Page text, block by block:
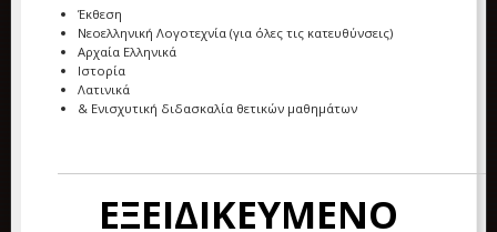
Έκθεση
Νεοελληνική Λογοτεχνία (για όλες τις κατευθύνσεις)
Αρχαία Ελληνικά
Ιστορία
Λατινικά
& Ενισχυτική διδασκαλία θετικών μαθημάτων
ΕΞΕΙΔΙΚΕΥΜΕΝΟ